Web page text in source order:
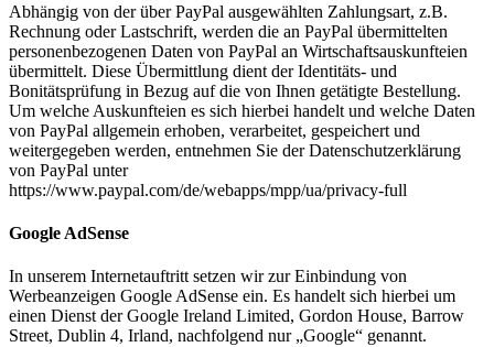
Abhängig von der über PayPal ausgewählten Zahlungsart, z.B.
Rechnung oder Lastschrift, werden die an PayPal übermittelten
personenbezogenen Daten von PayPal an Wirtschaftsauskunfteien
übermittelt. Diese Übermittlung dient der Identitäts- und
Bonitätsprüfung in Bezug auf die von Ihnen getätigte Bestellung.
Um welche Auskunfteien es sich hierbei handelt und welche Daten
von PayPal allgemein erhoben, verarbeitet, gespeichert und
weitergegeben werden, entnehmen Sie der Datenschutzerklärung
von PayPal unter
https://www.paypal.com/de/webapps/mpp/ua/privacy-full
Google AdSense
In unserem Internetauftritt setzen wir zur Einbindung von
Werbeanzeigen Google AdSense ein. Es handelt sich hierbei um
einen Dienst der Google Ireland Limited, Gordon House, Barrow
Street, Dublin 4, Irland, nachfolgend nur „Google“ genannt.